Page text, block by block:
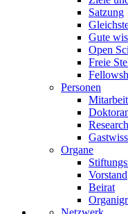
Satzung
Gute
Open
Freie
Personen
Organe
Vorstand
Beirat